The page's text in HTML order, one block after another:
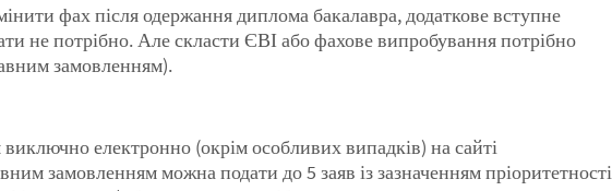
фах після одержання диплома бакалавра, додаткове вступне
не потрібно. Але скласти ЄВІ або фахове випробування потрібно
замовленням).
електронно (окрім особливих випадків) на сайті
замовленням можна подати до 5 заяв із зазначенням пріоритетності